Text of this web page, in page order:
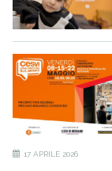
17 APRILE 2026